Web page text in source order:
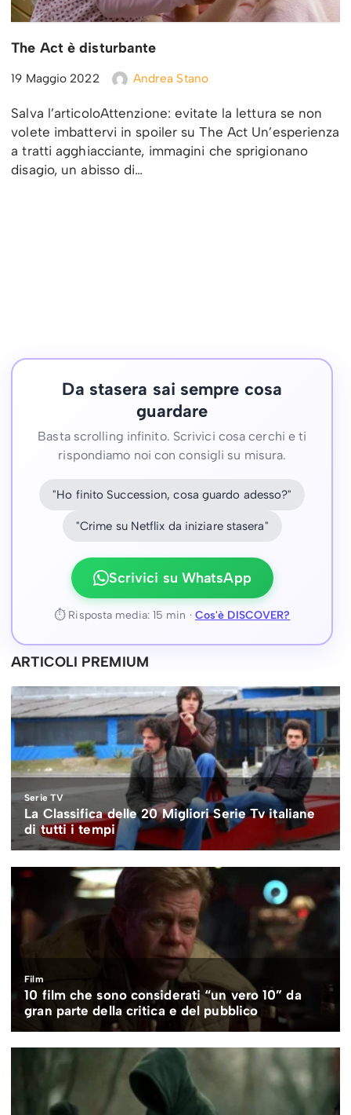
The Act è disturbante
19 Maggio 2022 Andrea Stano
Salva l’articoloAttenzione: evitate la lettura se non
volete imbattervi in spoiler su The Act Un’esperienza
a tratti agghiacciante, immagini che sprigionano
disagio, un abisso di…
Da stasera sai sempre cosa
guardare
Basta scrolling infinito. Scrivici cosa cerchi e ti
rispondiamo noi con consigli su misura.
"Ho finito Succession, cosa guardo adesso?"
"Crime su Netflix da iniziare stasera"
Scrivici su WhatsApp
⏱ Risposta media: 15 min · Cos'è DISCOVER?
ARTICOLI PREMIUM